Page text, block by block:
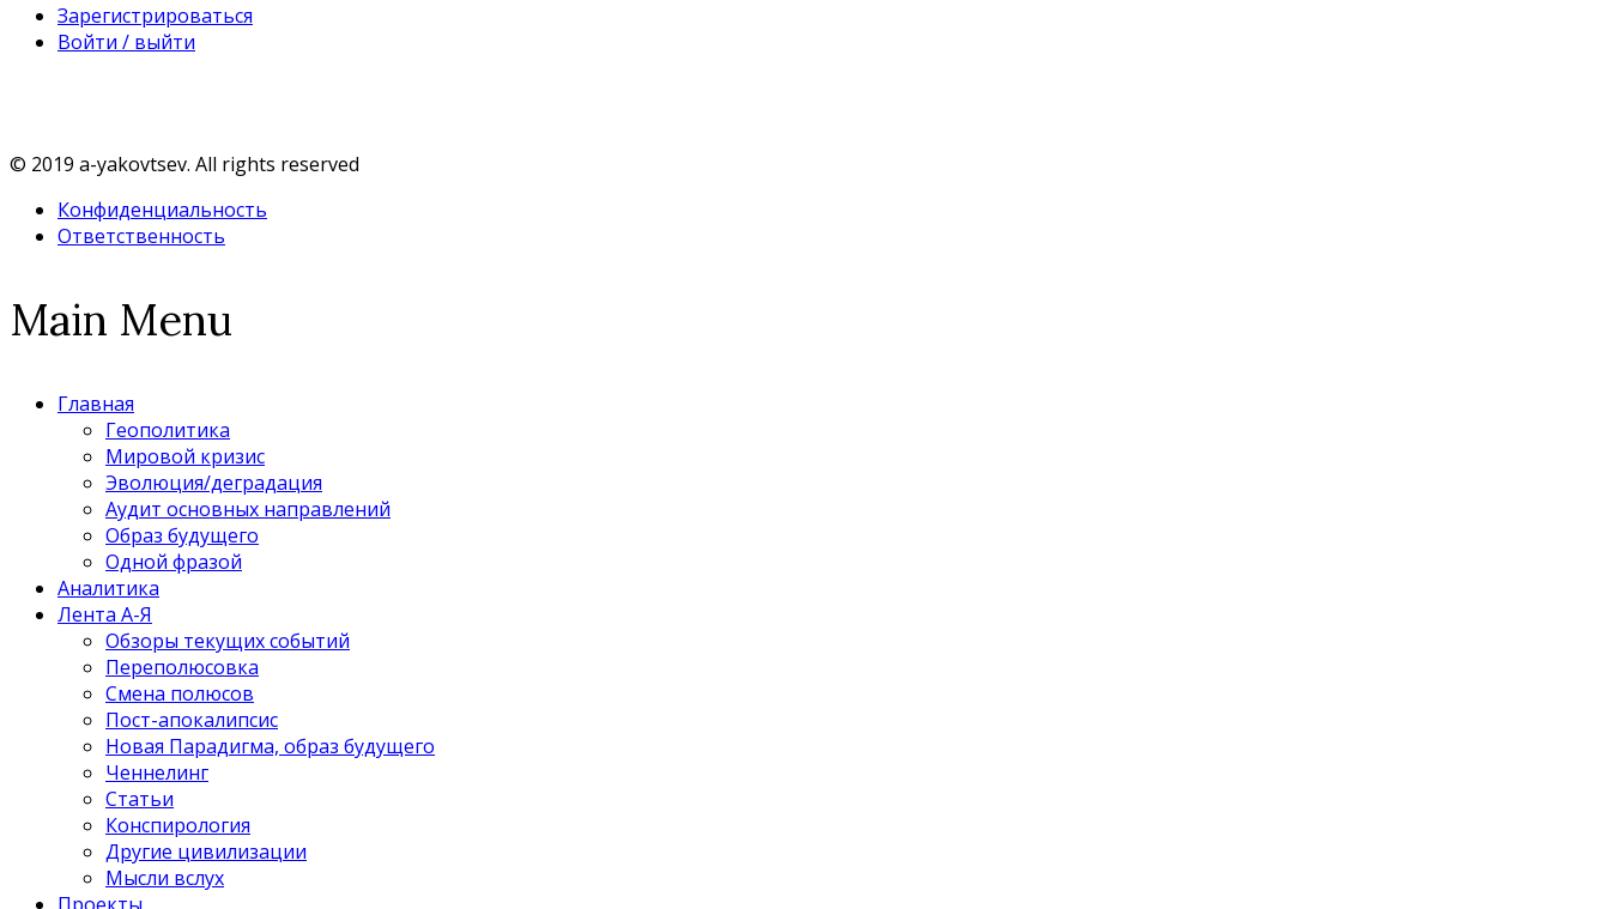
Зарегистрироваться
Войти / выйти
© 2019 a-yakovtsev. All rights reserved
Конфиденциальность
Ответственность
Main Menu
Главная
Геополитика
Мировой кризис
Эволюция/деградация
Аудит основных направлений
Образ будущего
Одной фразой
Аналитика
Лента А-Я
Обзоры текущих событий
Переполюсовка
Смена полюсов
Пост-апокалипсис
Новая Парадигма, образ будущего
Ченнелинг
Статьи
Конспирология
Другие цивилизации
Мысли вслух
Проекты